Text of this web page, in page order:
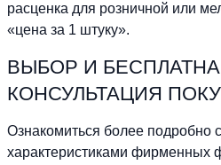
расценка для розничной или
«цена за 1 штуку».
ВЫБОР И
КОНСУЛЬТАЦИЯ
Ознакомиться более подробно
характеристиками фирменных